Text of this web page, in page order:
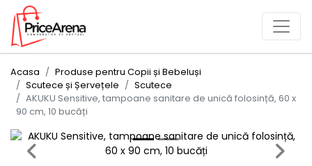
Acasa
Produse pentru Copii și Bebeluși
Scutece și Șervețele
Scutece
AKUKU Sensitive, tampoane sanitare de unică folosință, 60 x
90 cm, 10 bucăți
Previous Next